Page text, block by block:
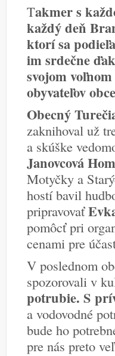
Takmer s
každý deň
ktorí sa
im srdečne
svojom
obyvateľov
Obecný
zaknihoval už
a skúške
Janovcová
Motyčky a
hostí bavil
pripravovať
pomôcť pri
cenami pre
V poslednom
spozorovali v
potrubie. S
a vodovodné
bude ho
pre nás preto